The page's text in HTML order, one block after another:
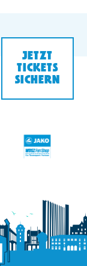
JETZT
TICKETS
SICHERN